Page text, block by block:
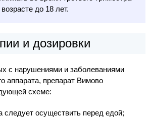
до 18 лет.
и дозировки
с нарушениями и заболеваниями
аппарата, препарат Вимово
схеме:
следует осуществить перед едой;